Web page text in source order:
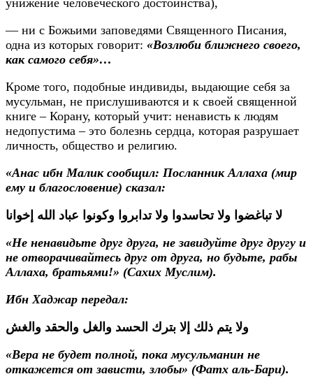
— ни с Божьими заповедями Священного Писания,
одна из которых говорит: «Возлюби ближнего своего,
как самого себя»…
Кроме того, подобные индивиды, выдающие себя за
мусульман, не прислушиваются и к своей священной
книге – Корану, который учит: ненависть к людям
недопустима – это болезнь сердца, которая разрушает
личность, общество и религию.
«Анас ибн Малик сообщил: Посланник Аллаха (мир
ему и благословение) сказал:
لا تباغضوا ولا تحاسدوا ولا تدابروا وكونوا عباد الله إخوانا
«Не ненавидьте друг друга, не завидуйте друг другу и
не отворачивайтесь друг от друга, но будьте, рабы
Аллаха, братьями!» (Сахих Муслим).
Ибн Хаджар передал:
ولا يتم ذلك إلا بترك الحسد والغل والحقد والغش
«Вера не будет полной, пока мусульманин не
откажется от зависти, злобы» (Фатх аль-Бари).